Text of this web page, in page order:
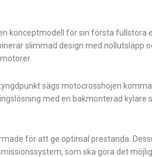
konceptmodell för sin första fullstora
slimmad design med nollutsläpp
sägs motocrosshojen
med en bakmonterad kylare
för att ge optimal prestanda.
som ska göra det